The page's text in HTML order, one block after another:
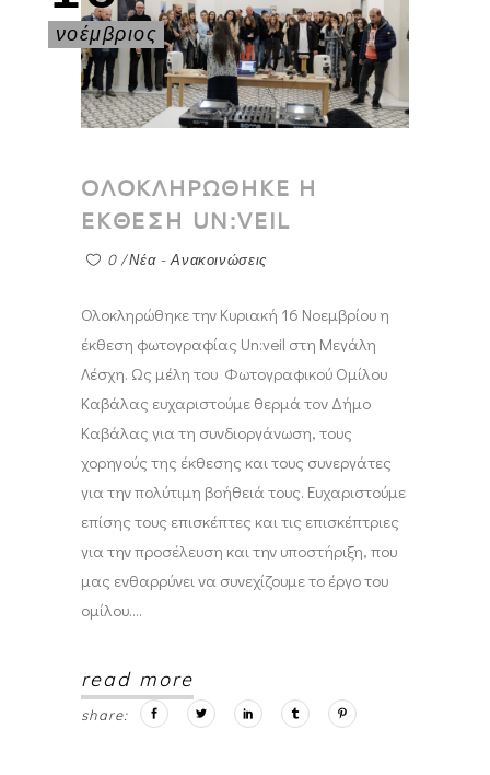
νοέμβριος
ΟΛΟΚΛΗΡΩΘΗΚΕ Η
ΕΚΘΕΣΗ UN:VEIL
0 Νέα - Ανακοινώσεις
Ολοκληρώθηκε την Κυριακή 16 Νοεμβρίου η
έκθεση φωτογραφίας Un:veil στη Μεγάλη
Λέσχη. Ως μέλη του Φωτογραφικού Ομίλου
Καβάλας ευχαριστούμε θερμά τον Δήμο
Καβάλας για τη συνδιοργάνωση, τους
χορηγούς της έκθεσης και τους συνεργάτες
για την πολύτιμη βοήθειά τους. Ευχαριστούμε
επίσης τους επισκέπτες και τις επισκέπτριες
για την προσέλευση και την υποστήριξη, που
μας ενθαρρύνει να συνεχίζουμε το έργο του
ομίλου.
read more
share: